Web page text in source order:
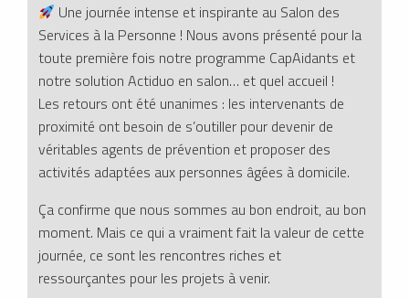
Une journée intense et inspirante au Salon des
Services à la Personne ! Nous avons présenté pour la
toute première fois notre programme CapAidants et
notre solution Actiduo en salon… et quel accueil !
Les retours ont été unanimes : les intervenants de
proximité ont besoin de s’outiller pour devenir de
véritables agents de prévention et proposer des
activités adaptées aux personnes âgées à domicile.
Ça confirme que nous sommes au bon endroit, au bon
moment. Mais ce qui a vraiment fait la valeur de cette
journée, ce sont les rencontres riches et
ressourçantes pour les projets à venir.